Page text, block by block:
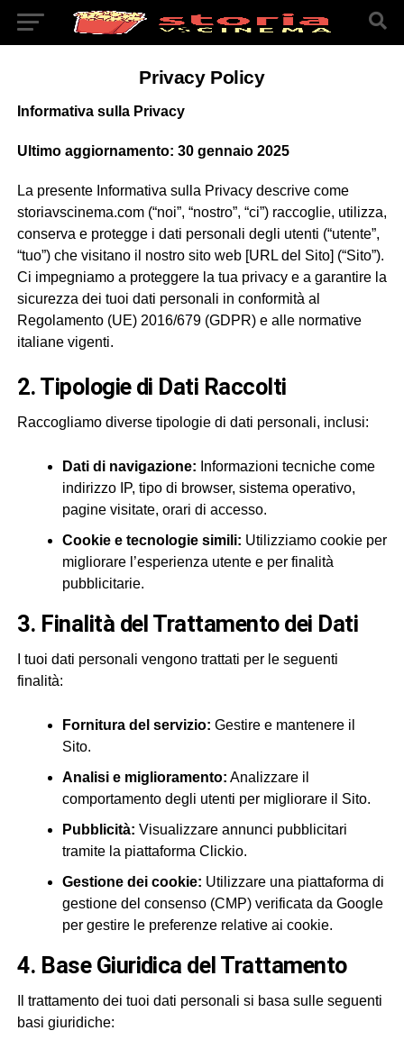
Privacy Policy
Informativa sulla Privacy
Ultimo aggiornamento: 30 gennaio 2025
La presente Informativa sulla Privacy descrive come
storiavscinema.com (“noi”, “nostro”, “ci”) raccoglie, utilizza,
conserva e protegge i dati personali degli utenti (“utente”,
“tuo”) che visitano il nostro sito web [URL del Sito] (“Sito”).
Ci impegniamo a proteggere la tua privacy e a garantire la
sicurezza dei tuoi dati personali in conformità al
Regolamento (UE) 2016/679 (GDPR) e alle normative
italiane vigenti.
2. Tipologie di Dati Raccolti
Raccogliamo diverse tipologie di dati personali, inclusi:
Dati di navigazione: Informazioni tecniche come
indirizzo IP, tipo di browser, sistema operativo,
pagine visitate, orari di accesso.
Cookie e tecnologie simili: Utilizziamo cookie per
migliorare l’esperienza utente e per finalità
pubblicitarie.
3. Finalità del Trattamento dei Dati
I tuoi dati personali vengono trattati per le seguenti
finalità:
Fornitura del servizio: Gestire e mantenere il
Sito.
Analisi e miglioramento: Analizzare il
comportamento degli utenti per migliorare il Sito.
Pubblicità: Visualizzare annunci pubblicitari
tramite la piattaforma Clickio.
Gestione dei cookie: Utilizzare una piattaforma di
gestione del consenso (CMP) verificata da Google
per gestire le preferenze relative ai cookie.
4. Base Giuridica del Trattamento
Il trattamento dei tuoi dati personali si basa sulle seguenti
basi giuridiche: